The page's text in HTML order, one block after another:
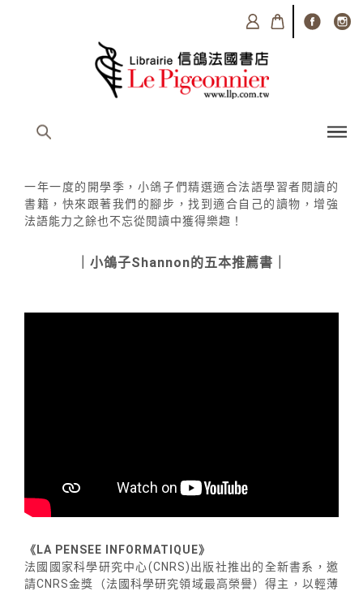
一年一度的開學季，小鴿子們精選適合法語學習者閱讀的
書籍，快來跟著我們的腳步，找到適合自己的讀物，增強
法語能力之餘也不忘從閱讀中獲得樂趣！
｜小鴿子Shannon的五本推薦書｜
《LA PENSEE INFORMATIQUE》
法國國家科學研究中心(CNRS)出版社推出的全新書系，邀
請CNRS金獎（法國科學研究領域最高榮譽）得主，以輕薄